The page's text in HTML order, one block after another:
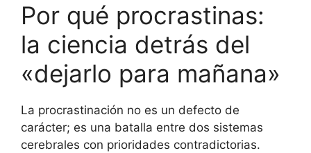
Por qué procrastinas:
la ciencia detrás del
«dejarlo para mañana»
La procrastinación no es un defecto de
carácter; es una batalla entre dos sistemas
cerebrales con prioridades contradictorias.